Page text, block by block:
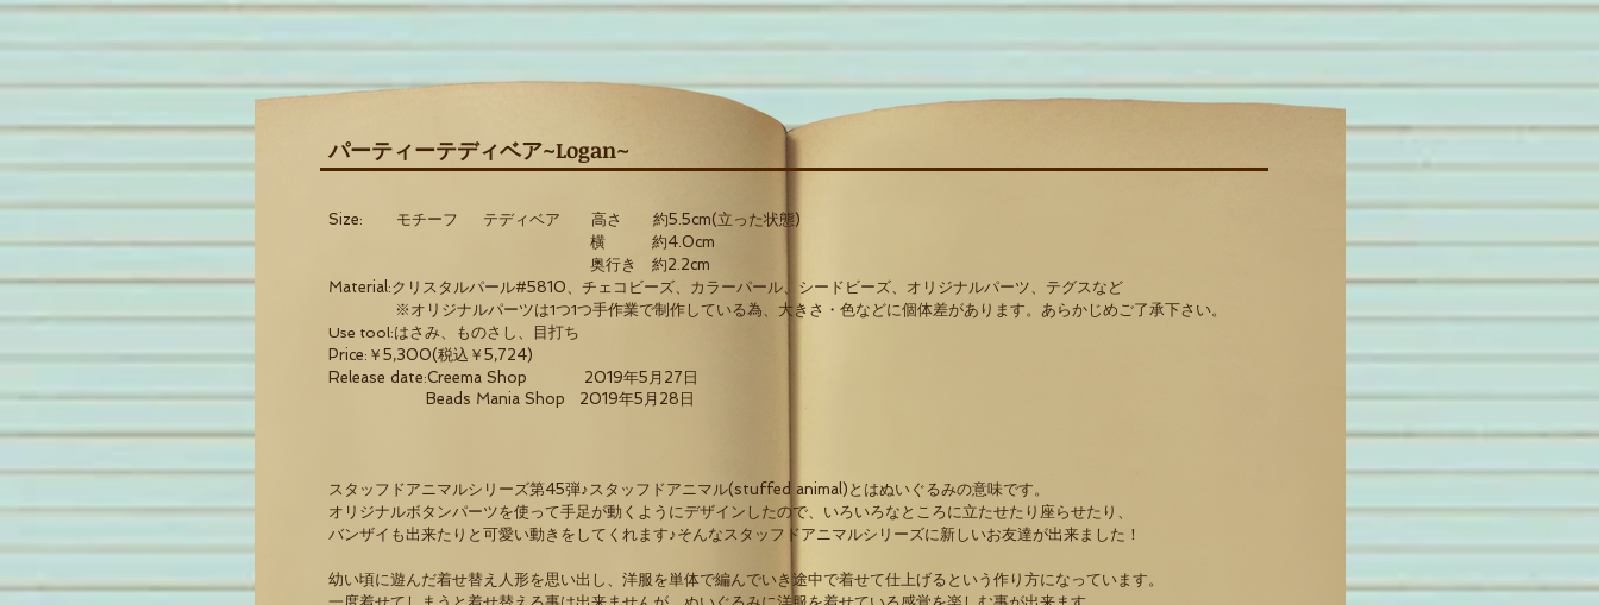
パーティーテディベア~Logan~
Size: モチーフ テディベア 高さ 約5.5cm(立った状態)
横 約4.0cm
奥行き 約2.2cm
Material:クリスタルパール#5810、チェコビーズ、カラーパール、シードビーズ、オリジナルパーツ、テグスなど
※オリジナルパーツは1つ1つ手作業で制作している為、大きさ・色などに個体差があります。あらかじめご了承下さい。
Use tool:はさみ、ものさし、目打ち
Price:￥5,300(税込￥5,724)
Release date:Creema Shop 2019年5月27日
Beads Mania Shop 2019年5月28日
スタッフドアニマルシリーズ第45弾♪スタッフドアニマル(stuffed animal)とはぬいぐるみの意味です。
オリジナルボタンパーツを使って手足が動くようにデザインしたので、いろいろなところに立たせたり座らせたり、
バンザイも出来たりと可愛い動きをしてくれます♪そんなスタッフドアニマルシリーズに新しいお友達が出来ました！
幼い頃に遊んだ着せ替え人形を思い出し、洋服を単体で編んでいき途中で着せて仕上げるという作り方になっています。